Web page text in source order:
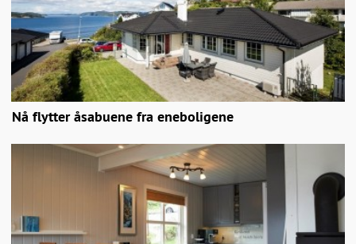
Nå flytter åsabuene fra eneboligene